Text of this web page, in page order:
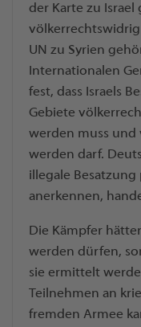
der Karte zu
UN zu Syrien
Internationalen
fest, dass Israels
Gebiete
werden muss
werden darf.
illegale Besatzung
anerkennen,
Die Kämpfer
werden dürfen,
sie ermittelt
Teilnehmen an
fremden Armee